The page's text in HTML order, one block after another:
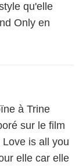
qu'elle
Only en
à Trine
sur le film
is all you
elle car elle